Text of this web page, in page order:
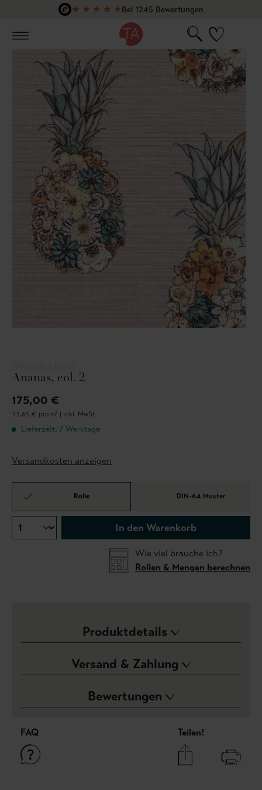
Zum Hauptinhalt springen
★ ★ ★ ★ ★Bei 1245 Bewertungen
Ananas, col. 2
175,00 €
33,65 € pro m² | inkl. MwSt.
Lieferzeit: 7 Werktage
Versandkosten anzeigen
Rolle DIN-A4 Muster
In den Warenkorb
Wie viel brauche ich?
Rollen & Mengen berechnen
Produktdetails
Versand & Zahlung
Bewertungen
FAQ Teilen!